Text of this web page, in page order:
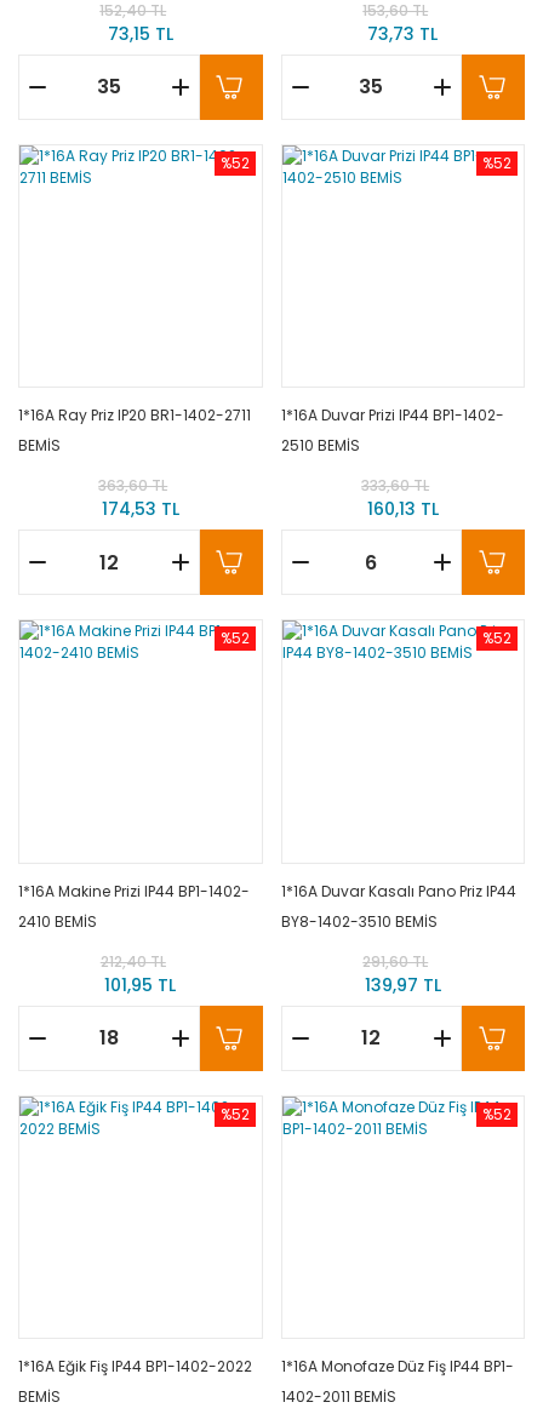
152,40 TL
73,15 TL
153,60 TL
73,73 TL
%52
1*16A Ray Priz IP20 BR1-1402-2711
BEMİS
363,60 TL
174,53 TL
%52
1*16A Duvar Prizi IP44 BP1-1402-
2510 BEMİS
333,60 TL
160,13 TL
%52
1*16A Makine Prizi IP44 BP1-1402-
2410 BEMİS
212,40 TL
101,95 TL
%52
1*16A Duvar Kasalı Pano Priz IP44
BY8-1402-3510 BEMİS
291,60 TL
139,97 TL
%52
1*16A Eğik Fiş IP44 BP1-1402-2022
BEMİS
%52
1*16A Monofaze Düz Fiş IP44 BP1-
1402-2011 BEMİS